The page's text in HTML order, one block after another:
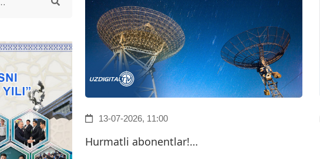
13-07-2026, 11:00
Hurmatli abonentlar!…